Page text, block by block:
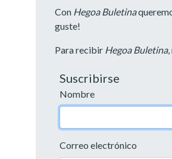
Con Hegoa Buletina
guste!
Para recibir Hegoa Buletina
Suscribirse
Nombre
Correo electrónico